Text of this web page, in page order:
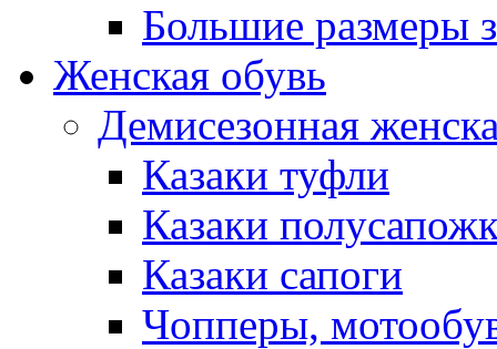
Большие размеры
Женская обувь
Демисезонная
Казаки туфли
Казаки
Казаки сапоги
Чопперы,